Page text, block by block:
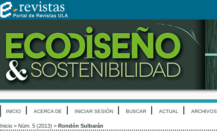
INICIO ACERCA DE INICIAR SESIÓN BUSCAR ACTUAL ARCHIVOS
Inicio > Núm. 5 (2013) > Rondón Sulbarán